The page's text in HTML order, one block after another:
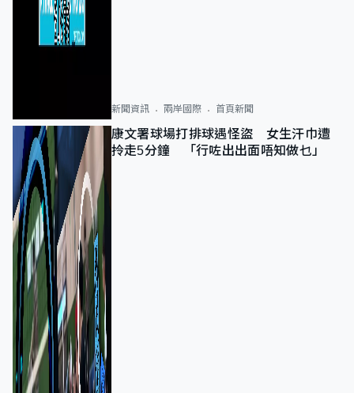
新聞資訊 兩岸國際 首頁新聞
康文署球場打排球遇怪盜 女生汗巾遭
拎走5分鐘 「行咗出出面唔知做乜」